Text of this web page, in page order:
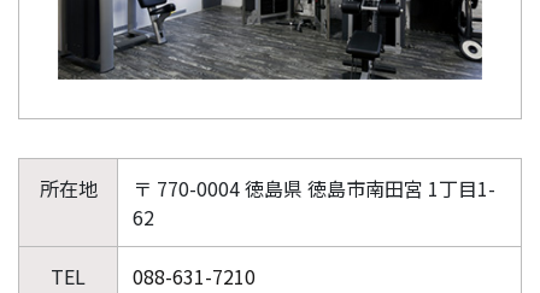
所在地
〒 770-0004 徳島県 徳島市南田宮 1丁目1-
62
TEL 088-631-7210